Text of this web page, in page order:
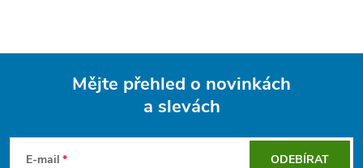
Mějte přehled o novinkách
a slevách
E-mail ODEBÍRAT